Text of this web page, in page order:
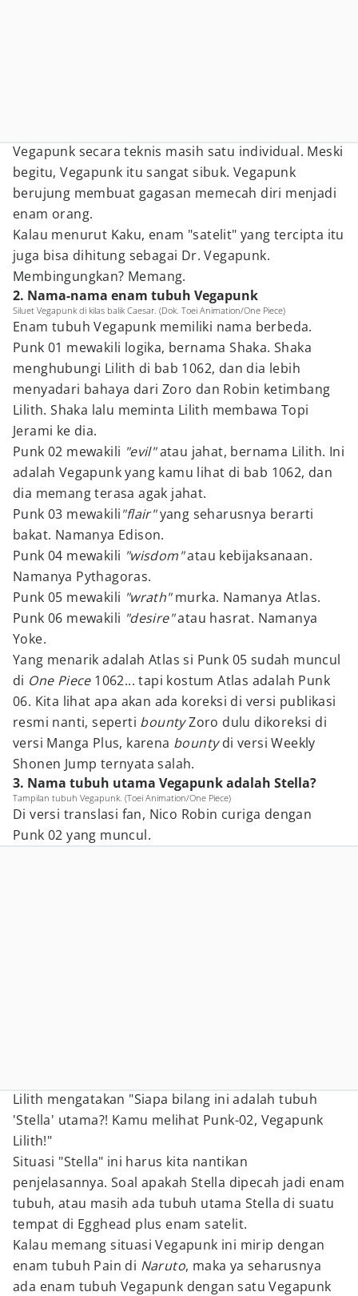
Vegapunk secara teknis masih satu individual. Meski
begitu, Vegapunk itu sangat sibuk. Vegapunk
berujung membuat gagasan memecah diri menjadi
enam orang.
Kalau menurut Kaku, enam "satelit" yang tercipta itu
juga bisa dihitung sebagai Dr. Vegapunk.
Membingungkan? Memang.
2. Nama-nama enam tubuh Vegapunk
Siluet Vegapunk di kilas balik Caesar. (Dok. Toei Animation/One Piece)
Enam tubuh Vegapunk memiliki nama berbeda.
Punk 01 mewakili logika, bernama Shaka. Shaka
menghubungi Lilith di bab 1062, dan dia lebih
menyadari bahaya dari Zoro dan Robin ketimbang
Lilith. Shaka lalu meminta Lilith membawa Topi
Jerami ke dia.
Punk 02 mewakili "evil"atau jahat, bernama Lilith. Ini
adalah Vegapunk yang kamu lihat di bab 1062, dan
dia memang terasa agak jahat.
Punk 03 mewakili"flair"yang seharusnya berarti
bakat. Namanya Edison.
Punk 04 mewakili "wisdom"atau kebijaksanaan.
Namanya Pythagoras.
Punk 05 mewakili "wrath"murka. Namanya Atlas.
Punk 06 mewakili "desire"atau hasrat. Namanya
Yoke.
Yang menarik adalah Atlas si Punk 05 sudah muncul
di One Piece 1062... tapi kostum Atlas adalah Punk
06. Kita lihat apa akan ada koreksi di versi publikasi
resmi nanti, seperti bountyZoro dulu dikoreksi di
versi Manga Plus, karena bountydi versi Weekly
Shonen Jump ternyata salah.
3. Nama tubuh utama Vegapunk adalah Stella?
Tampilan tubuh Vegapunk. (Toei Animation/One Piece)
Di versi translasi fan, Nico Robin curiga dengan
Punk 02 yang muncul.
Lilith mengatakan "Siapa bilang ini adalah tubuh
'Stella' utama?! Kamu melihat Punk-02, Vegapunk
Lilith!"
Situasi "Stella" ini harus kita nantikan
penjelasannya. Soal apakah Stella dipecah jadi enam
tubuh, atau masih ada tubuh utama Stella di suatu
tempat di Egghead plus enam satelit.
Kalau memang situasi Vegapunk ini mirip dengan
enam tubuh Pain di Naruto, maka ya seharusnya
ada enam tubuh Vegapunk dengan satu Vegapunk